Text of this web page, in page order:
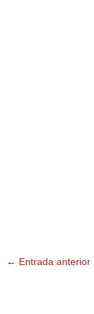
← Entrada anterior